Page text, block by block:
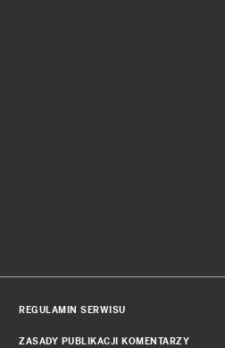
REGULAMIN SERWISU
ZASADY PUBLIKACJI KOMENTARZY